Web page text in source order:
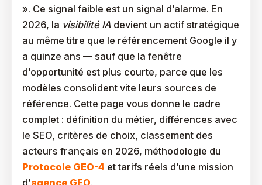
». Ce signal faible est un signal d’alarme. En
2026, la visibilité IA devient un actif stratégique
au même titre que le référencement Google il y
a quinze ans — sauf que la fenêtre
d’opportunité est plus courte, parce que les
modèles consolident vite leurs sources de
référence. Cette page vous donne le cadre
complet : définition du métier, différences avec
le SEO, critères de choix, classement des
acteurs français en 2026, méthodologie du
Protocole GEO-4 et tarifs réels d’une mission